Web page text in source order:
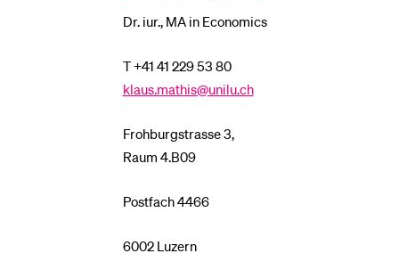
Dr. iur., MA in Economics
T +41 41 229 53 80
klaus.mathis@unilu.ch
Frohburgstrasse 3,
Raum 4.B09
Postfach 4466
6002 Luzern
Sportangebot
Menuplan Mensa
Anmeldung und Zulassung